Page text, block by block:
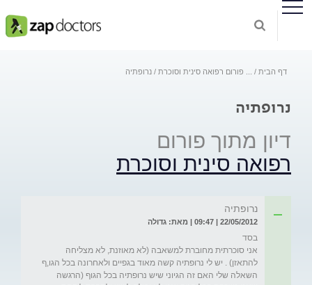
דף הבית פורום רפואה סינית וסוכרת נרופתיה
נרופתיה
דיון מתוך פורום
רפואה סינית וסוכרת
נרופתיה
22/05/2012 | 09:47 | מאת: גדולה
אני סוכרתית מחוברת למשאבה (לא מאוזנת, לא מצליחה
השאלה שלי האם זה הגיוני שיש נרופתיה בכל הגוף (הרגשה